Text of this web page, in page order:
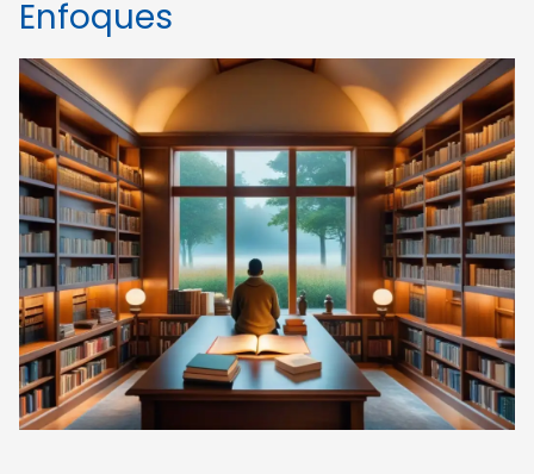
Enfoques